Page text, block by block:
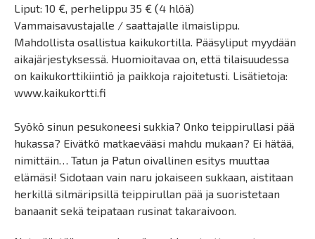
Liput: 10 €, perhelippu 35 € (4 hlöä)
Vammaisavustajalle / saattajalle ilmaislippu.
Mahdollista osallistua kaikukortilla. Pääsyliput myydään
aikajärjestyksessä. Huomioitavaa on, että tilaisuudessa
on kaikukorttikiintiö ja paikkoja rajoitetusti. Lisätietoja:
www.kaikukortti.fi
Syökö sinun pesukoneesi sukkia? Onko teippirullasi pää
hukassa? Eivätkö matkaevääsi mahdu mukaan? Ei hätää,
nimittäin… Tatun ja Patun oivallinen esitys muuttaa
elämäsi! Sidotaan vain naru jokaiseen sukkaan, aistitaan
herkillä silmäripsillä teippirullan pää ja suoristetaan
banaanit sekä teipataan rusinat takaraivoon.